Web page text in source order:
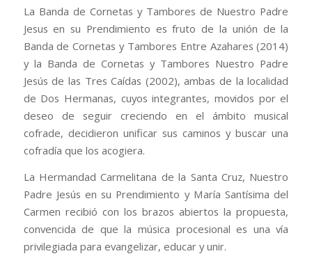
La Banda de Cornetas y Tambores de Nuestro Padre
Jesus en su Prendimiento es fruto de la unión de la
Banda de Cornetas y Tambores Entre Azahares (2014)
y la Banda de Cornetas y Tambores Nuestro Padre
Jesús de las Tres Caídas (2002), ambas de la localidad
de Dos Hermanas, cuyos integrantes, movidos por el
deseo de seguir creciendo en el ámbito musical
cofrade, decidieron unificar sus caminos y buscar una
cofradía que los acogiera.
La Hermandad Carmelitana de la Santa Cruz, Nuestro
Padre Jesús en su Prendimiento y María Santísima del
Carmen recibió con los brazos abiertos la propuesta,
convencida de que la música procesional es una vía
privilegiada para evangelizar, educar y unir.